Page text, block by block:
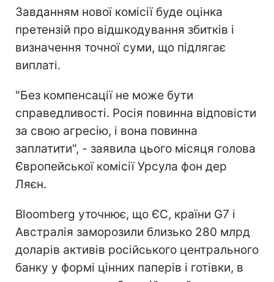
Завданням нової комісії буде оцінка
претензій про відшкодування збитків і
визначення точної суми, що підлягає
виплаті.
"Без компенсації не може бути
справедливості. Росія повинна відповісти
за свою агресію, і вона повинна
заплатити", - заявила цього місяця голова
Європейської комісії Урсула фон дер
Ляєн.
Bloomberg уточнює, що ЄС, країни G7 і
Австралія заморозили близько 280 млрд
доларів активів російського центрального
банку у формі цінних паперів і готівки, в